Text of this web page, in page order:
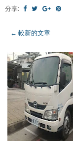
分享:
← 較新的文章